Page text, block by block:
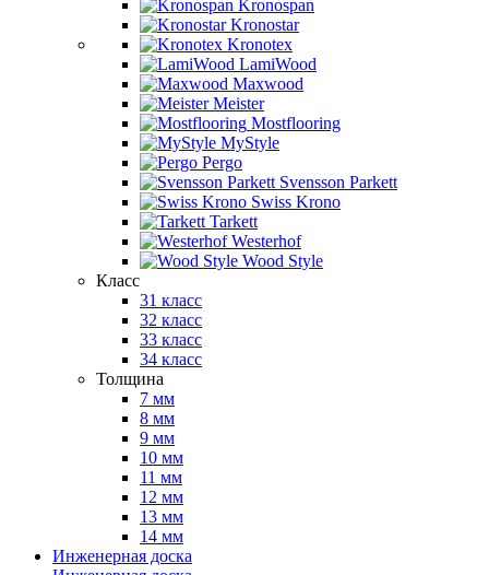
Kronospan
Kronostar
Kronotex
LamiWood
Maxwood
Meister
Mostflooring
MyStyle
Pergo
Svensson Parkett
Swiss Krono
Tarkett
Westerhof
Wood Style
Класс
31 класс
32 класс
33 класс
34 класс
Толщина
7 мм
8 мм
9 мм
10 мм
11 мм
12 мм
13 мм
14 мм
Инженерная доска